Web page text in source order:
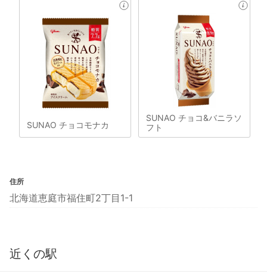
SUNAO チョコモナカ
SUNAO チョコ&バニラソ
フト
住所
北海道恵庭市福住町2丁目1-1
近くの駅